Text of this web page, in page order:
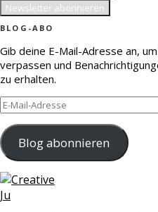
BLOG-ABO
Gib deine E-Mail-Adresse an,
verpassen und
zu erhalten.
E-
Mail-
Adresse
Blog abonnieren